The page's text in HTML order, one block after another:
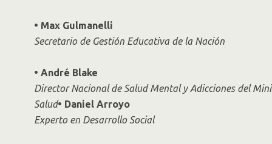
• Max Gulmanelli
Secretario de Gestión Educativa de la Nación
• André Blake
Director Nacional de Salud Mental y Adicciones del
Salud• Daniel Arroyo
Experto en Desarrollo Social